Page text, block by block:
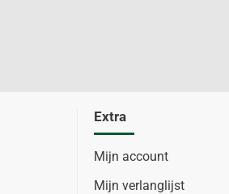
Extra
Mijn account
Mijn verlanglijst